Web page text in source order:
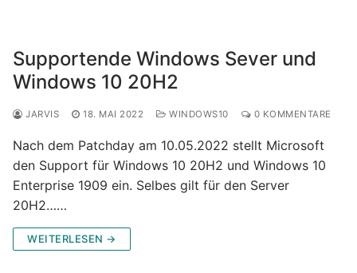
Supportende Windows Sever und
Windows 10 20H2
JARVIS 18. MAI 2022 WINDOWS10 0 KOMMENTARE
Nach dem Patchday am 10.05.2022 stellt Microsoft
den Support für Windows 10 20H2 und Windows 10
Enterprise 1909 ein. Selbes gilt für den Server
20H2……
WEITERLESEN →